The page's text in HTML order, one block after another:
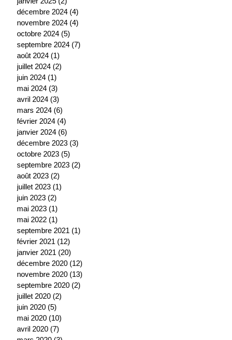
décembre 2024 (4)
novembre 2024 (4)
octobre 2024 (5)
septembre 2024 (7)
août 2024 (1)
juillet 2024 (2)
juin 2024 (1)
mai 2024 (3)
avril 2024 (3)
mars 2024 (6)
février 2024 (4)
janvier 2024 (6)
décembre 2023 (3)
octobre 2023 (5)
septembre 2023 (2)
août 2023 (2)
juillet 2023 (1)
juin 2023 (2)
mai 2023 (1)
mai 2022 (1)
septembre 2021 (1)
février 2021 (12)
janvier 2021 (20)
décembre 2020 (12)
novembre 2020 (13)
septembre 2020 (2)
juillet 2020 (2)
juin 2020 (5)
mai 2020 (10)
avril 2020 (7)